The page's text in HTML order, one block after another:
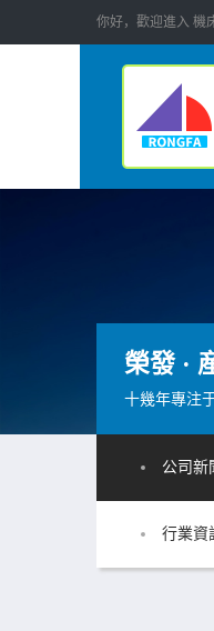
你好，歡迎進入 機
榮發 ·
十幾年專注
公司新
行業資